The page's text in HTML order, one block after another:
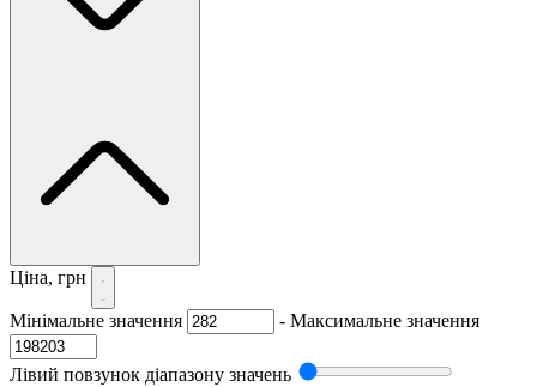
Ціна, грн
Мінімальне значення - Максимальне значення
Лівий повзунок діапазону значень